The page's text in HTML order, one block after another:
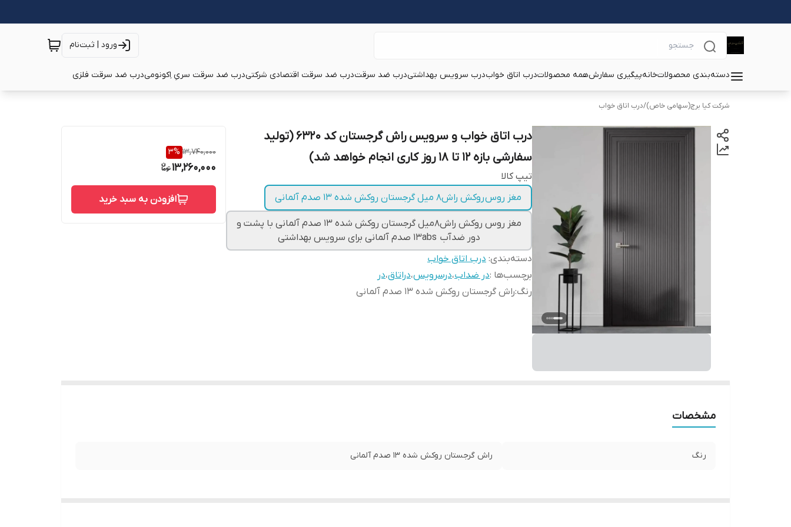
ورود | ثبت‌نام
دسته‌بندی محصولاتخانهپیگیری سفارشهمه محصولاتدرب اتاق خوابدرب سرویس بهداشتیدرب ضد سرقتدرب ضد سرقت اقتصادی شرکتیدرب ضد سرقت سریِ اِکونومیدرب ضد سرقت فلزی
شرکت کیا برج(سهامی خاص)/درب اتاق خواب
درب اتاق خواب و سرویس راش گرجستان کد ۶۳۲۰ (تولید
سفارشی بازه ۱۲ تا ۱۸ روز کاری انجام خواهد شد)
تیپ کالا
مغز روس روکش راش۸ میل گرجستان روکش شده ۱۳ صدم آلمانی
مغز روس روکش راش۸میل گرجستان روکش شده ۱۳ صدم آلمانی با پشت و
دور ضدآب ۱۳abs صدم آلمانی برای سرویس بهداشتی
دسته‌بندی: درب اتاق خواب
برچسب‌ها :در ضداب،درسرویس،دراتاق،در
رنگ:راش گرجستان روکش شده ۱۳ صدم آلمانی
13,740,000
3%
13,260,000
افزودن به سبد خرید
مشخصات
رنگ راش گرجستان روکش شده ۱۳ صدم آلمانی